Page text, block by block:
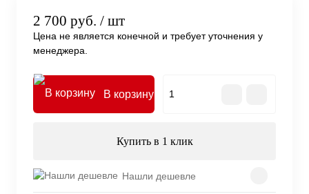
2 700 руб. / шт
Цена не является конечной и требует уточнения у
менеджера.
В корзину
Купить в 1 клик
Нашли дешевле